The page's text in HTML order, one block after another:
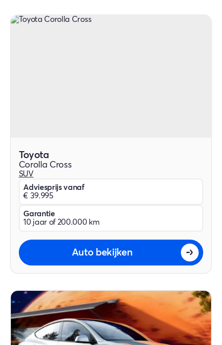
Toyota
Corolla Cross
SUV
Adviesprijs vanaf
€ 39.995
Garantie
10 jaar of 200.000 km
Auto bekijken